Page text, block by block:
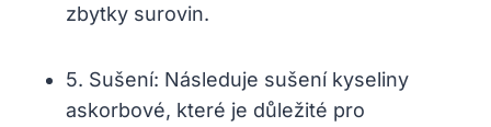
zbytky surovin.
5. Sušení: Následuje sušení kyseliny
askorbové, které je důležité pro